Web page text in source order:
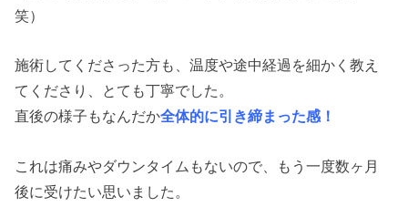
笑）
施術してくださった方も、温度や途中経過を細かく教え
てくださり、とても丁寧でした。
直後の様子もなんだか全体的に引き締まった感！
これは痛みやダウンタイムもないので、もう一度数ヶ月
後に受けたい思いました。